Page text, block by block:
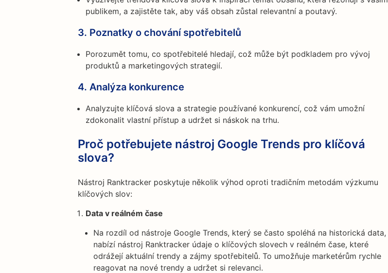
publikem, a zajistěte tak, aby váš obsah zůstal relevantní a poutavý.
3. Poznatky o chování spotřebitelů
Porozumět tomu, co spotřebitelé hledají, což může být podkladem pro vývoj
produktů a marketingových strategií.
4. Analýza konkurence
Analyzujte klíčová slova a strategie používané konkurencí, což vám umožní
zdokonalit vlastní přístup a udržet si náskok na trhu.
Proč potřebujete nástroj Google Trends pro klíčová
slova?
Nástroj Ranktracker poskytuje několik výhod oproti tradičním metodám výzkumu
klíčových slov:
Data v reálném čase
Na rozdíl od nástroje Google Trends, který se často spoléhá na historická data,
nabízí nástroj Ranktracker údaje o klíčových slovech v reálném čase, které
odrážejí aktuální trendy a zájmy spotřebitelů. To umožňuje marketérům rychle
reagovat na nové trendy a udržet si relevanci.